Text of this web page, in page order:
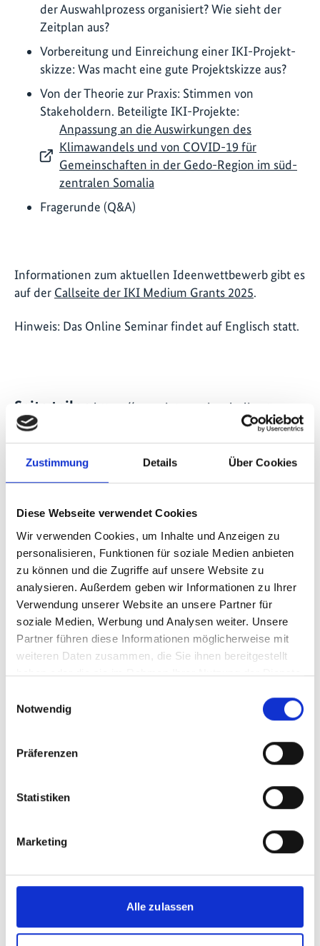
Zustimmung Details Über Cookies
Diese Webseite verwendet Cookies
Wir verwenden Cookies, um Inhalte und Anzeigen zu
personalisieren, Funktionen für soziale Medien anbieten
zu können und die Zugriffe auf unsere Website zu
analysieren. Außerdem geben wir Informationen zu Ihrer
Verwendung unserer Website an unsere Partner für
soziale Medien, Werbung und Analysen weiter. Unsere
Partner führen diese Informationen möglicherweise mit
weiteren Daten zusammen, die Sie ihnen bereitgestellt
haben oder die sie im Rahmen Ihrer Nutzung der Dienste
Notwendig
Präferenzen
Statistiken
Marketing
Alle zulassen
der Auswahlprozess organisiert? Wie sieht der
Zeitplan aus?
Vorbereitung und Einreichung einer IKI-Projekt­
skizze: Was macht eine gute Projektskizze aus?
Von der Theorie zur Praxis: Stimmen von
Stakeholdern. Beteiligte IKI-Projekte:
Anpassung an die Auswirkungen des
Klimawandels und von COVID-19 für
Gemeinschaften in der Gedo-Region im süd-
zentralen Somalia
Fragerunde (Q&A)
Informationen zum aktuellen Ideenwettbewerb gibt es
auf der Callseite der IKI Medium Grants 2025.
Hinweis: Das Online Seminar findet auf Englisch statt.
Seite teilen
https://www.international-climate-
initiative.com/EVENT2861
Schnellinfo
Online-Seminar: IKI Medium Grants Call 2025
Zukunft - Umwelt - Gesellschaft gGmbH
04.12.2025| 10:00Uhr- 12:00Uhr (W. Europe
Standard Time)
Zeitzone wechseln [?]
nur online besuchbar